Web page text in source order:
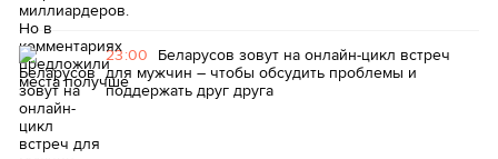
23:00 Беларусов зовут на онлайн-цикл встреч
для мужчин – чтобы обсудить проблемы и
поддержать друг друга